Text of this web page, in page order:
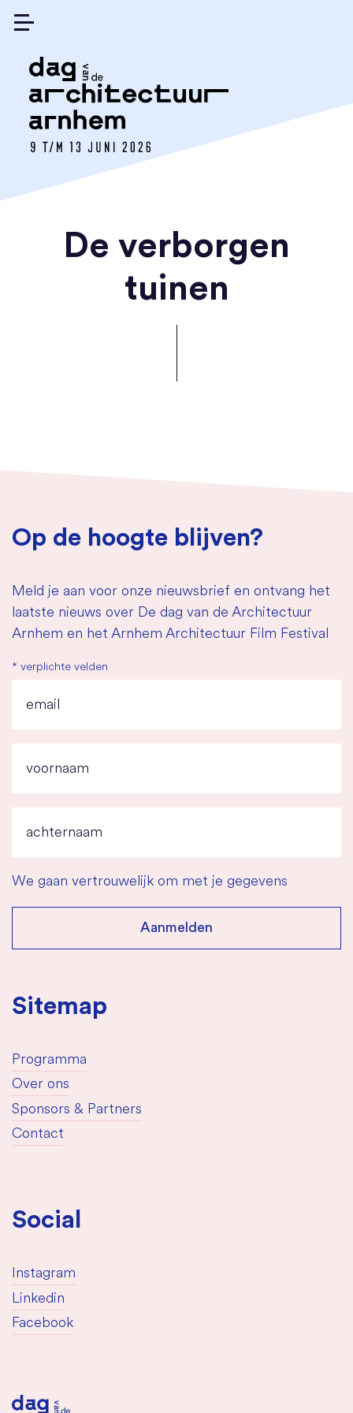
De verborgen
tuinen
Op de hoogte blijven?
Meld je aan voor onze nieuwsbrief en ontvang het
laatste nieuws over De dag van de Architectuur
Arnhem en het Arnhem Architectuur Film Festival
* verplichte velden
We gaan vertrouwelijk om met je gegevens
Sitemap
Programma
Over ons
Sponsors & Partners
Contact
Social
Instagram
Linkedin
Facebook